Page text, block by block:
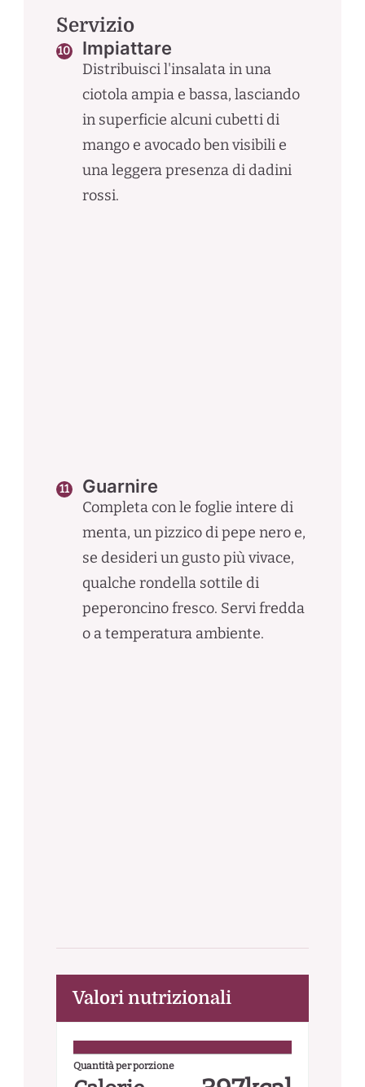
Servizio
Impiattare
Distribuisci l'insalata in una
ciotola ampia e bassa, lasciando
in superficie alcuni cubetti di
mango e avocado ben visibili e
una leggera presenza di dadini
rossi.
Guarnire
Completa con le foglie intere di
menta, un pizzico di pepe nero e,
se desideri un gusto più vivace,
qualche rondella sottile di
peperoncino fresco. Servi fredda
o a temperatura ambiente.
Valori nutrizionali
Quantità per porzione